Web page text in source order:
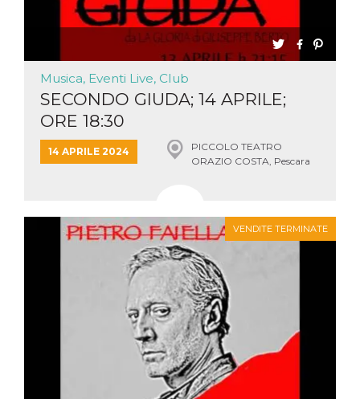
Musica, Eventi Live, Club
SECONDO GIUDA; 14 APRILE;
ORE 18:30
14 APRILE 2024
PICCOLO TEATRO
ORAZIO COSTA, Pescara
VENDITE TERMINATE